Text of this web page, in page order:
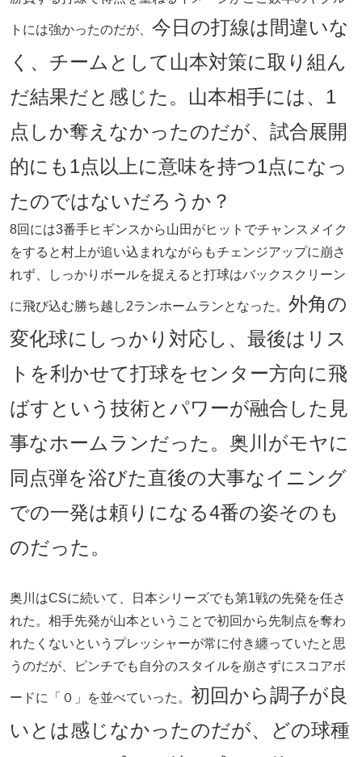
トには強かったのだが、 今日の打線は間違いな
く、チームとして山本対策に取り組ん
だ結果だと感じた。山本相手には、1
点しか奪えなかったのだが、試合展開
的にも1点以上に意味を持つ1点になっ
たのではないだろうか？
8回には3番手ヒギンスから山田がヒットでチャンスメイク
をすると村上が追い込まれながらもチェンジアップに崩さ
れず、しっかりボールを捉えると打球はバックスクリーン
に飛び込む勝ち越し2ランホームランとなった。 外角の
変化球にしっかり対応し、最後はリス
トを利かせて打球をセンター方向に飛
ばすという技術とパワーが融合した見
事なホームランだった。奥川がモヤに
同点弾を浴びた直後の大事なイニング
での一発は頼りになる4番の姿そのも
のだった。
奥川はCSに続いて、日本シリーズでも第1戦の先発を任さ
れた。相手先発が山本ということで初回から先制点を奪わ
れたくないというプレッシャーが常に付き纏っていたと思
うのだが、ピンチでも自分のスタイルを崩さずにスコアボ
ードに「０」を並べていった。 初回から調子が良
いとは感じなかったのだが、どの球種